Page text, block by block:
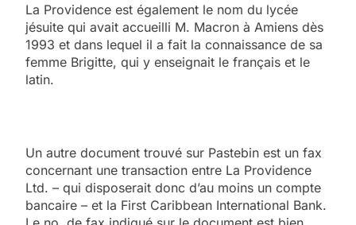
La Providence est également le nom du lycée
jésuite qui avait accueilli M. Macron à Amiens dès
1993 et dans lequel il a fait la connaissance de sa
femme Brigitte, qui y enseignait le français et le
latin.
Un autre document trouvé sur Pastebin est un fax
concernant une transaction entre La Providence
Ltd. – qui disposerait donc d’au moins un compte
bancaire – et la First Caribbean International Bank.